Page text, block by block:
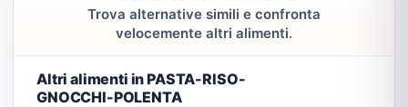
Trova alternative simili e confronta
velocemente altri alimenti.
Altri alimenti in PASTA-RISO-
GNOCCHI-POLENTA